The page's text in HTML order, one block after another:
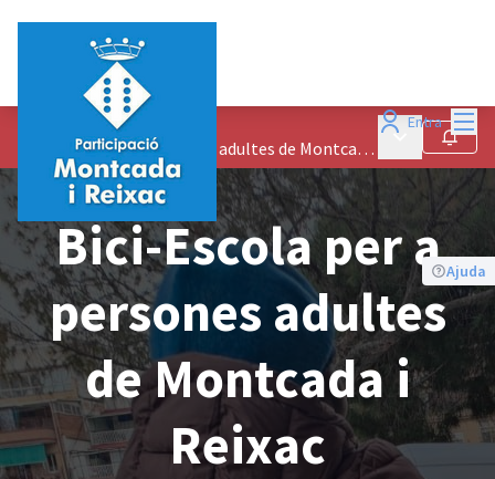
Entra
Bici-Escola per a persones adultes de Montcada i Reixac
Menú Seguir
Ajuda
Bici-Escola per a
persones adultes
de Montcada i
Reixac